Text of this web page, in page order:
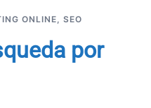
ONLINE, SEO
por